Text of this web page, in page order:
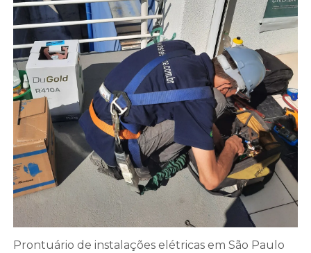
Prontuário de instalações elétricas em São Paulo